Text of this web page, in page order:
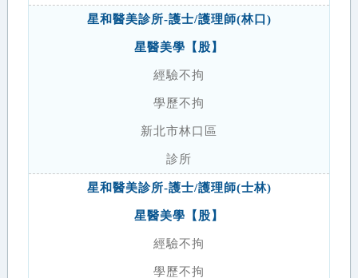
星和醫美診所-護士/護理師(林口)
星醫美學【股】
經驗不拘
學歷不拘
新北市林口區
診所
星和醫美診所-護士/護理師(士林)
星醫美學【股】
經驗不拘
學歷不拘